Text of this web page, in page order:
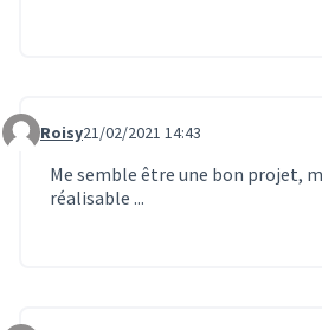
Commentaire 293
Roisy21/02/2021 14:43
Me semble être une bon projet,
réalisable ...